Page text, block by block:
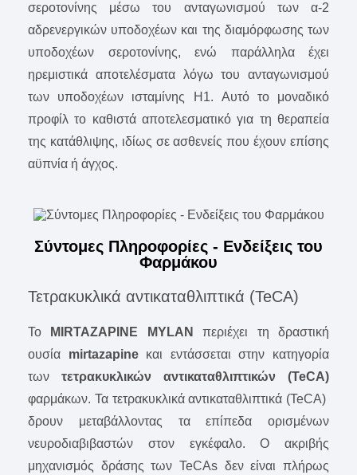
σεροτονίνης μέσω του ανταγωνισμού των α-2
αδρενεργικών υποδοχέων και της διαμόρφωσης των
υποδοχέων σεροτονίνης, ενώ παράλληλα έχει
ηρεμιστικά αποτελέσματα λόγω του ανταγωνισμού
των υποδοχέων ισταμίνης H1. Αυτό το μοναδικό
προφίλ το καθιστά αποτελεσματικό για τη θεραπεία
της κατάθλιψης, ιδίως σε ασθενείς που έχουν επίσης
αϋπνία ή άγχος.
Σύντομες Πληροφορίες - Ενδείξεις του
Φαρμάκου
Τετρακυκλικά αντικαταθλιπτικά (TeCA)
To MIRTAZAPINE MYLANπεριέχει τη δραστική
ουσία mirtazapineκαι εντάσσεται στην κατηγορία
των τετρακυκλικών αντικαταθλιπτικών (TeCA)
φαρμάκων. Τα τετρακυκλικά αντικαταθλιπτικά (TeCA)
δρουν μεταβάλλοντας τα επίπεδα ορισμένων
νευροδιαβιβαστών στον εγκέφαλο. Ο ακριβής
μηχανισμός δράσης των TeCAs δεν είναι πλήρως